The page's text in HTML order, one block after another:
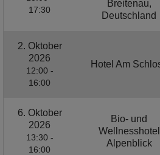
17:30
Breitenau,
Deutschland
2. Oktober
2026
12:00 -
16:00
Hotel Am
6. Oktober
2026
13:30 -
16:00
Bio- und
Wellnesshotel
Alpenblick